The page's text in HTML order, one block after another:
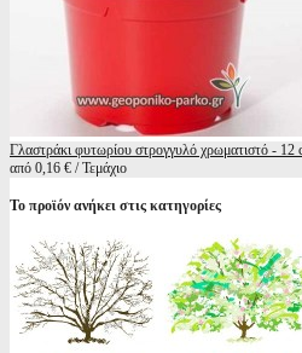
Γλαστράκι φυτωρίου στρογγυλό χρωματιστό - 12
από 0,16 € / Τεμάχιο
Το προϊόν ανήκει στις κατηγορίες